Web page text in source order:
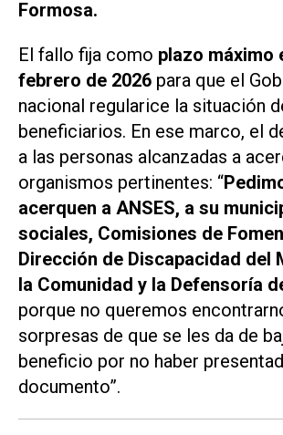
Formosa.
El fallo fija como plazo máximo
febrero de 2026 para que el
nacional regularice la situación
beneficiarios. En ese marco, el
a las personas alcanzadas a
organismos pertinentes: “
acerquen a ANSES, a su
sociales, Comisiones de
Dirección de Discapacidad del
la Comunidad y la Defensoría
porque no queremos
sorpresas de que se les da de
beneficio por no haber
documento”.